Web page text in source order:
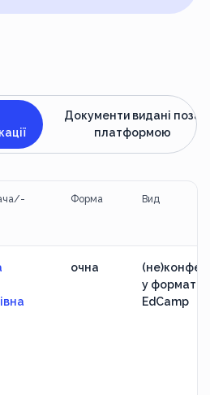
Документи видані поза
платформою
Форма Вид
очна
у форматі
EdCamp